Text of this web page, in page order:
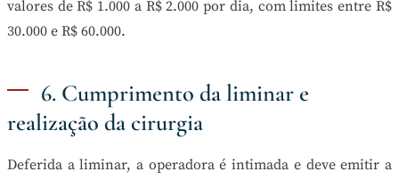
valores de R$ 1.000 a R$ 2.000 por dia, com limites entre R$
30.000 e R$ 60.000.
6. Cumprimento da liminar e
realização da cirurgia
Deferida a liminar, a operadora é intimada e deve emitir a